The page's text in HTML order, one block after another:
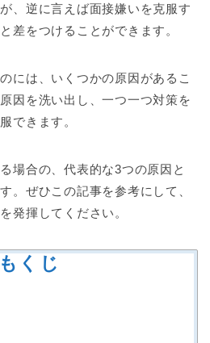
、逆に言えば面接嫌いを克服す
差をつけることができます。
には、いくつかの原因があるこ
因を洗い出し、一つ一つ対策を
できます。
場合の、代表的な3つの原因と
。ぜひこの記事を参考にして、
発揮してください。
もくじ